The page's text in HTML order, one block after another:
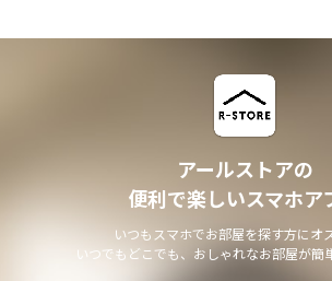
アールストアの
便利で楽しいスマホア
いつもスマホでお部屋を探す方にオ
いつでもどこでも、おしゃれなお部屋が簡